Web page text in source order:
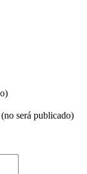
será publicado)